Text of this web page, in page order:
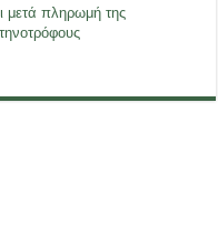
μετά πληρωμή της